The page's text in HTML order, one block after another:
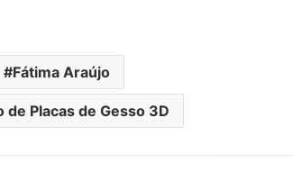
Fátima Araújo
Placas de Gesso 3D